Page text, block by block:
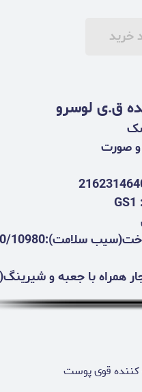
خرید
ق.ی لوسرو
صورت
GS1
سلامت):40/10980
همراه با جعبه و
کننده قوی پوست